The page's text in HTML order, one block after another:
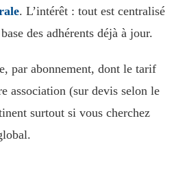
. L’intérêt : tout est centralisé
des adhérents déjà à jour.
par abonnement, dont le tarif
association (sur devis selon le
surtout si vous cherchez